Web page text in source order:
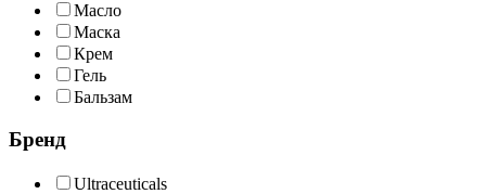
Масло
Маска
Крем
Гель
Бальзам
Бренд
Ultraceuticals